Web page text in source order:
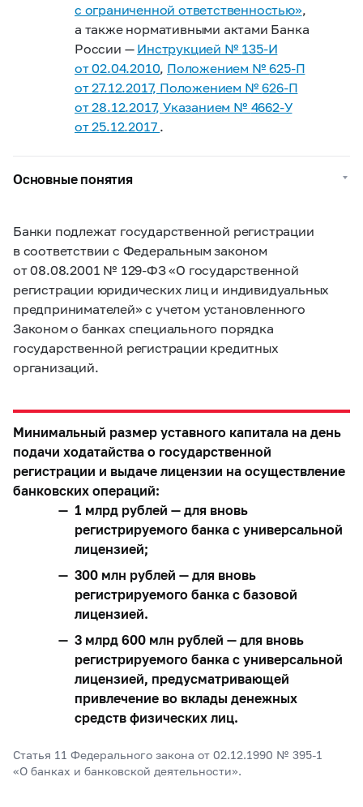
с ограниченной ответственностью»,
а также нормативными актами Банка
России — Инструкцией № 135-И
от 02.04.2010, Положением №625-П
от 27.12.2017, Положением №626-П
от 28.12.2017,Указанием № 4662-У
от 25.12.2017 .
Основные понятия
Банки подлежат государственной регистрации
в соответствии с Федеральным законом
от 08.08.2001 № 129-ФЗ«О государственной
регистрации юридических лиц и индивидуальных
предпринимателей» с учетом установленного
Законом о банках специального порядка
государственной регистрации кредитных
организаций.
Минимальный размер уставного капитала на день
подачи ходатайства о государственной
регистрации и выдаче лицензии на осуществление
банковских операций:
1 млрд рублей — для вновь
регистрируемого банка с универсальной
лицензией;
300 млн рублей — для вновь
регистрируемого банка с базовой
лицензией.
3 млрд 600 млн рублей — для вновь
регистрируемого банка с универсальной
лицензией, предусматривающей
привлечение во вклады денежных
средств физических лиц.
Статья 11 Федерального закона от 02.12.1990 № 395-1
«О банках и банковской деятельности».